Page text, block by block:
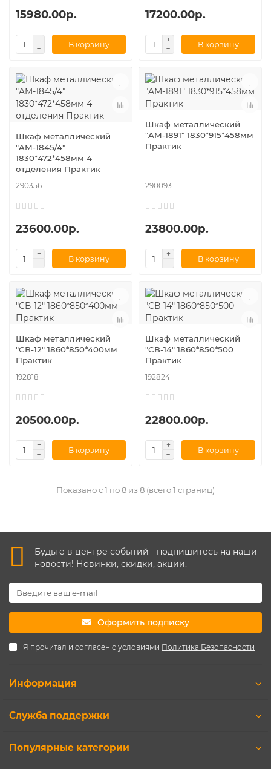
15980.00р.
В корзину
17200.00р.
В корзину
Шкаф металлический
"AM-1845/4"
1830*472*458мм 4
отделения Практик
290356
23600.00р.
В корзину
Шкаф металлический
"AM-1891" 1830*915*458мм
Практик
290093
23800.00р.
В корзину
Шкаф металлический
"СВ-12" 1860*850*400мм
Практик
192818
20500.00р.
В корзину
Шкаф металлический
"СВ-14" 1860*850*500
Практик
192824
22800.00р.
В корзину
Показано с 1 по 8 из 8 (всего 1 страниц)
Будьте в центре событий - подпишитесь на наши
новости! Новинки, скидки, акции.
Оформить подписку
Я прочитал и согласен с условиями Политика Безопасности
Информация
Служба поддержки
Популярные категории